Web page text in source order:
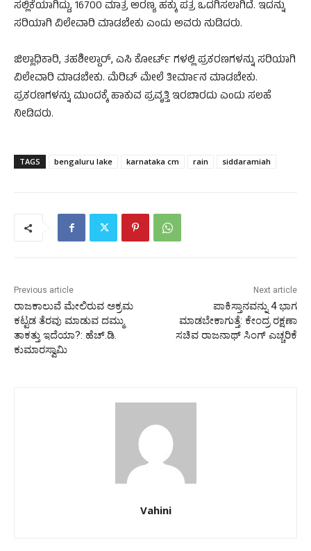
ಸಲ್ಲಿಕೆಯಾಗಿದ್ದು, 16700 ಮಾತ್ರ ಅರಣ್ಯ ಹಕ್ಕು ಪತ್ರ ಒದಗಿಸಲಾಗಿದೆ. ಇದನ್ನು
ಸರಿಯಾಗಿ ವಿಲೇವಾರಿ ಮಾಡಬೇಕು ಎಂದು ಅವರು ನುಡಿದರು.
ಜಿಲ್ಲಾಧಿಕಾರಿ, ತಹಶೀಲ್ದಾರ್, ಎಸಿ ಕೋರ್ಟ್ ಗಳಲ್ಲಿ ಪ್ರಕರಣಗಳನ್ನು ಸರಿಯಾಗಿ
ವಿಲೇವಾರಿ ಮಾಡಬೇಕು. ಮೆರಿಟ್ ಮೇಲೆ ತೀರ್ಮಾನ ಮಾಡಬೇಕು.
ಪ್ರಕರಣಗಳನ್ನು ಮುಂದಕ್ಕೆ ಹಾಕುವ ಪ್ರವೃತ್ತಿ ಇರಬಾರದು ಎಂದು ಸಲಹೆ
ನೀಡಿದರು.
TAGS bengaluru lake karnataka cm rain siddaramiah
Previous article
ರಾಜಕಾಲುವೆ ಮೇಲಿರುವ ಅಕ್ರಮ
ಕಟ್ಟಡ ತೆರವು ಮಾಡುವ ದಮ್ಮು
ತಾಕತ್ತು ಇದೆಯಾ?: ಹೆಚ್.ಡಿ.
ಕುಮಾರಸ್ವಾಮಿ
Next article
ಪಾಕಿಸ್ತಾನವನ್ನು 4 ಭಾಗ
ಮಾಡಬೇಕಾಗುತ್ತೆ: ಕೇಂದ್ರ ರಕ್ಷಣಾ
ಸಚಿವ ರಾಜನಾಥ್ ಸಿಂಗ್ ಎಚ್ಚರಿಕೆ
Vahini